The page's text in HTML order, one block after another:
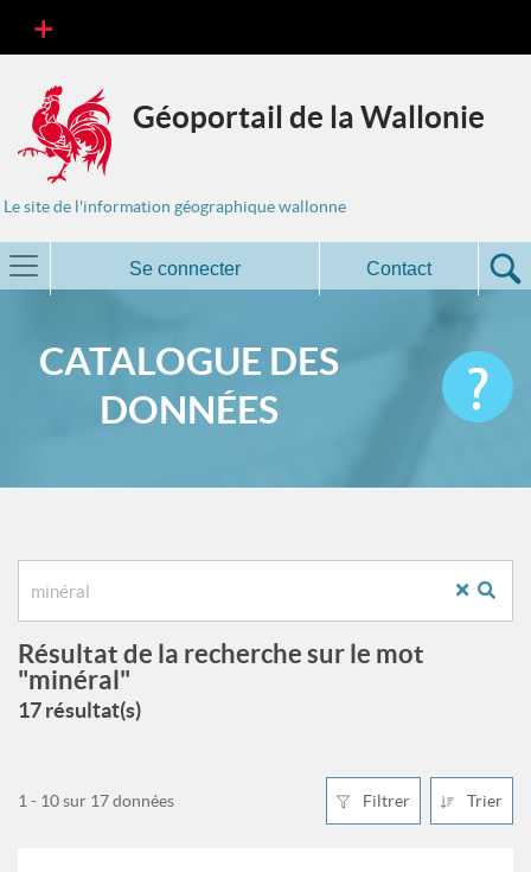
Géoportail de la Wallonie
Le site de l'information géographique wallonne
Se connecter Contact
CATALOGUE DES
DONNÉES
Résultat de la recherche sur le mot
"minéral"
17 résultat(s)
Filtrer Trier
1 - 10 sur 17 données